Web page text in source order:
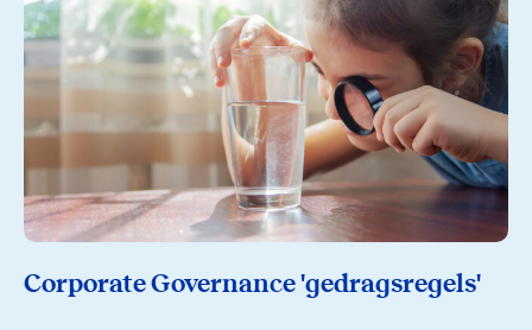
Corporate Governance 'gedragsregels'